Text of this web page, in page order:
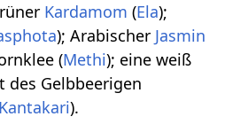
Kardamom (Ela);
); Arabischer Jasmin
(Methi); eine weiß
des Gelbbeerigen
Kantakari).